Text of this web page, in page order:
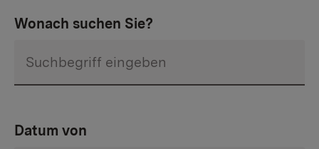
Wonach suchen Sie?
Datum von